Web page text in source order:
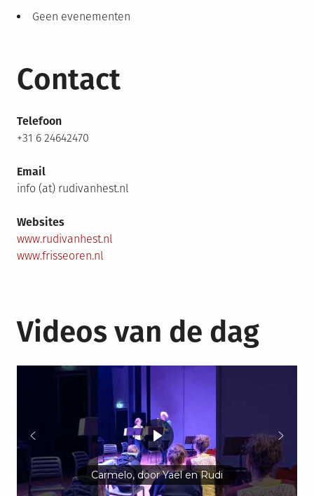
Geen evenementen
Contact
Telefoon
+31 6 24642470
Email
info (at) rudivanhest.nl
Websites
www.rudivanhest.nl
www.frisseoren.nl
Videos van de dag
Carmelo, door Yaël en Rudi